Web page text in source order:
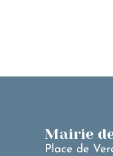
Mairie
Place de